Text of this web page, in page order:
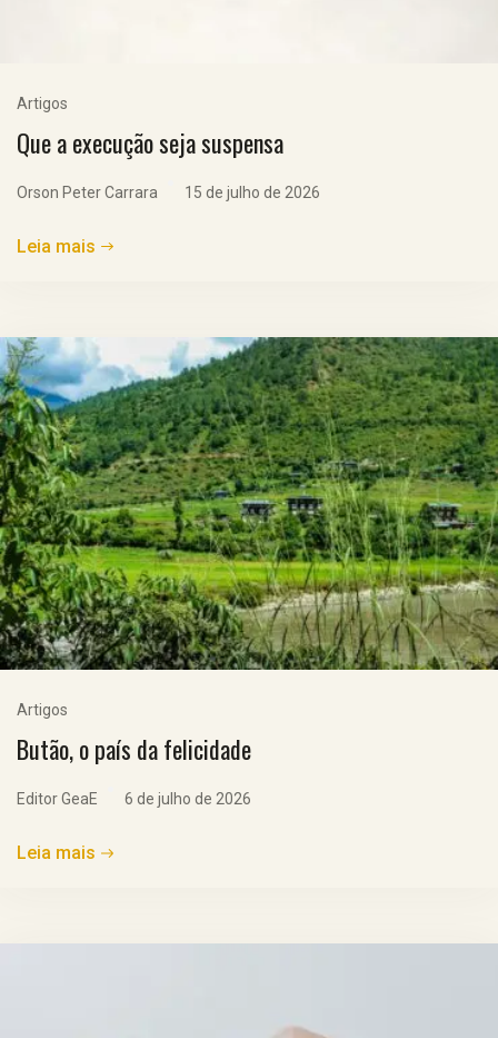
Artigos
Que a execução seja suspensa
Orson Peter Carrara 15 de julho de 2026
Leia mais
Artigos
Butão, o país da felicidade
Editor GeaE 6 de julho de 2026
Leia mais